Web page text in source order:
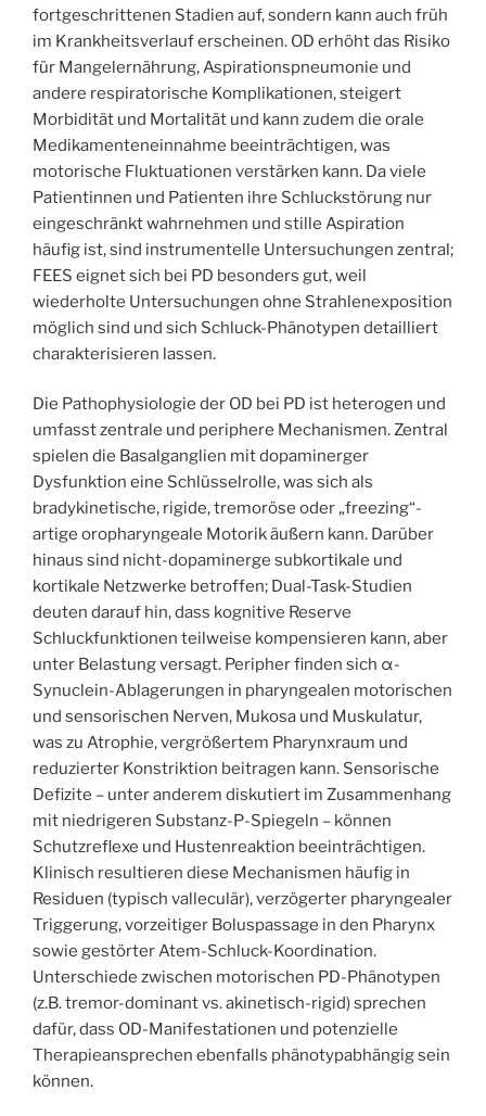
fortgeschrittenen Stadien auf, sondern kann auch früh
im Krankheitsverlauf erscheinen. OD erhöht das Risiko
für Mangelernährung, Aspirationspneumonie und
andere respiratorische Komplikationen, steigert
Morbidität und Mortalität und kann zudem die orale
Medikamenteneinnahme beeinträchtigen, was
motorische Fluktuationen verstärken kann. Da viele
Patientinnen und Patienten ihre Schluckstörung nur
eingeschränkt wahrnehmen und stille Aspiration
häufig ist, sind instrumentelle Untersuchungen zentral;
FEES eignet sich bei PD besonders gut, weil
wiederholte Untersuchungen ohne Strahlenexposition
möglich sind und sich Schluck-Phänotypen detailliert
charakterisieren lassen.
Die Pathophysiologie der OD bei PD ist heterogen und
umfasst zentrale und periphere Mechanismen. Zentral
spielen die Basalganglien mit dopaminerger
Dysfunktion eine Schlüsselrolle, was sich als
bradykinetische, rigide, tremoröse oder „freezing“-
artige oropharyngeale Motorik äußern kann. Darüber
hinaus sind nicht-dopaminerge subkortikale und
kortikale Netzwerke betroffen; Dual-Task-Studien
deuten darauf hin, dass kognitive Reserve
Schluckfunktionen teilweise kompensieren kann, aber
unter Belastung versagt. Peripher finden sich α-
Synuclein-Ablagerungen in pharyngealen motorischen
und sensorischen Nerven, Mukosa und Muskulatur,
was zu Atrophie, vergrößertem Pharynxraum und
reduzierter Konstriktion beitragen kann. Sensorische
Defizite – unter anderem diskutiert im Zusammenhang
mit niedrigeren Substanz-P-Spiegeln – können
Schutzreflexe und Hustenreaktion beeinträchtigen.
Klinisch resultieren diese Mechanismen häufig in
Residuen (typisch valleculär), verzögerter pharyngealer
Triggerung, vorzeitiger Boluspassage in den Pharynx
sowie gestörter Atem-Schluck-Koordination.
Unterschiede zwischen motorischen PD-Phänotypen
(z.B. tremor-dominant vs. akinetisch-rigid) sprechen
dafür, dass OD-Manifestationen und potenzielle
Therapieansprechen ebenfalls phänotypabhängig sein
können.